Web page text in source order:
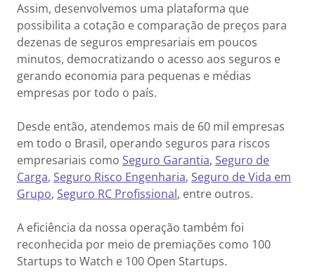
Assim, desenvolvemos uma plataforma que
possibilita a cotação e comparação de preços para
dezenas de seguros empresariais em poucos
minutos, democratizando o acesso aos seguros e
gerando economia para pequenas e médias
empresas por todo o país.
Desde então, atendemos mais de 60 mil empresas
em todo o Brasil, operando seguros para riscos
empresariais como Seguro Garantia, Seguro de
Carga, Seguro Risco Engenharia, Seguro de Vida em
Grupo, Seguro RC Profissional, entre outros.
A eficiência da nossa operação também foi
reconhecida por meio de premiações como 100
Startups to Watch e 100 Open Startups.